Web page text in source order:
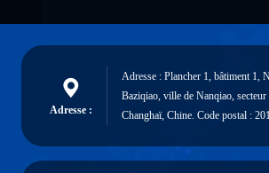
Adresse :
Adresse : Plancher 1, bâtiment 1,
Baziqiao, ville de Nanqiao,
Changhaï, Chine. Code postal :